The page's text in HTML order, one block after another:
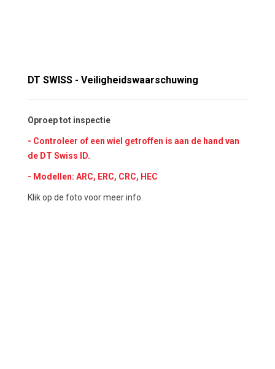
DT SWISS - Veiligheidswaarschuwing
Oproep tot inspectie
- Controleer of een wiel getroffen is aan de hand van
de DT Swiss ID.
- Modellen: ARC, ERC, CRC, HEC
Klik op de foto voor meer info.